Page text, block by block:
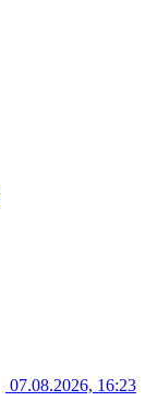
07.08.2026, 16:23